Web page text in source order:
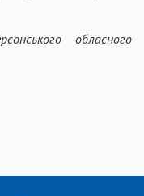
обласного